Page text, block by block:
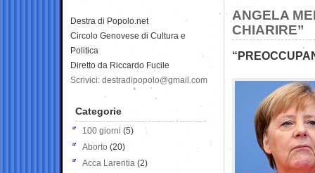
ANGELA
CHIARIRE”
Destra di Popolo.net
Circolo Genovese di Cultura e
Politica
Diretto da Riccardo Fucile
Scrivici: destradipopolo@gmail.com
Categorie
100 giorni (5)
Aborto (20)
Acca Larentia (2)